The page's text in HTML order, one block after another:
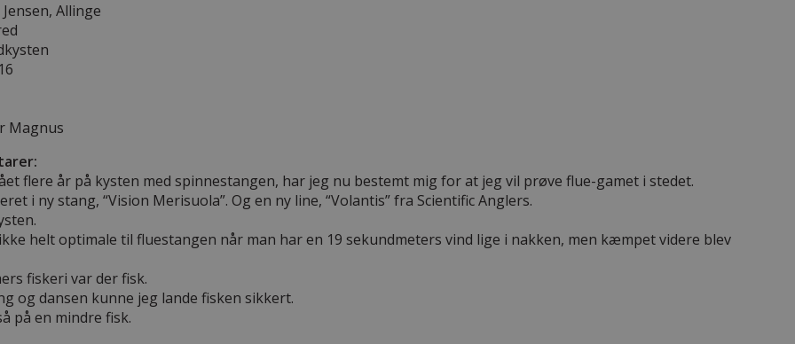
Allinge
Magnus
flere år på kysten med spinnestangen, har jeg nu bestemt mig for at jeg vil prøve flue-gamet i stedet.
i ny stang, “Vision Merisuola”. Og en ny line, “Volantis” fra Scientific Anglers.
helt optimale til fluestangen når man har en 19 sekundmeters vind lige i nakken, men kæmpet videre blev
fiskeri var der fisk.
og dansen kunne jeg lande fisken sikkert.
på en mindre fisk.